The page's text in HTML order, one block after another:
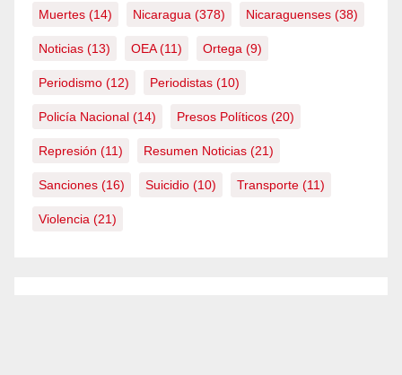
Muertes (14) Nicaragua (378) Nicaraguenses (38)
Noticias (13) OEA(11) Ortega (9)
Periodismo (12) Periodistas (10)
Policía Nacional (14) Presos Políticos (20)
Represión (11) Resumen Noticias (21)
Sanciones (16) Suicidio (10) Transporte (11)
Violencia (21)